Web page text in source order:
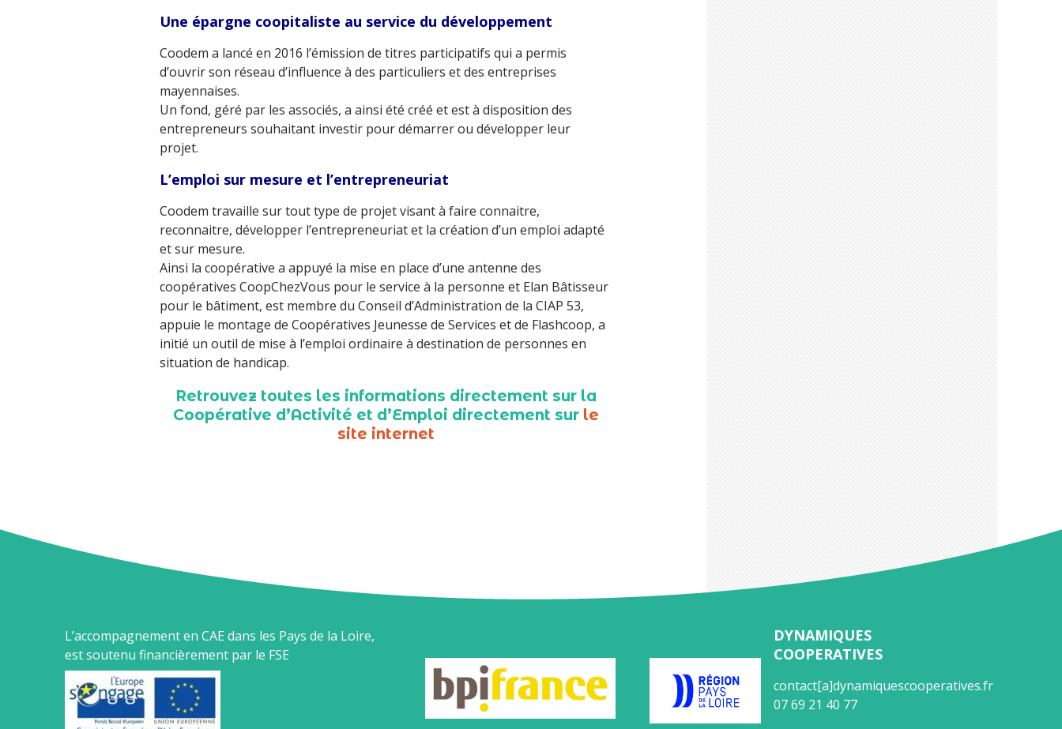
Une épargne coopitaliste au service du développement
Coodem a lancé en 2016 l’émission de titres participatifs qui a permis
d’ouvrir son réseau d’influence à des particuliers et des entreprises
mayennaises.
Un fond, géré par les associés, a ainsi été créé et est à disposition des
entrepreneurs souhaitant investir pour démarrer ou développer leur
projet.
L’emploi sur mesure et l’entrepreneuriat
Coodem travaille sur tout type de projet visant à faire connaitre,
reconnaitre, développer l’entrepreneuriat et la création d’un emploi adapté
et sur mesure.
Ainsi la coopérative a appuyé la mise en place d’une antenne des
coopératives CoopChezVous pour le service à la personne et Elan Bâtisseur
pour le bâtiment, est membre du Conseil d’Administration de la CIAP 53,
appuie le montage de Coopératives Jeunesse de Services et de Flashcoop, a
initié un outil de mise à l’emploi ordinaire à destination de personnes en
situation de handicap.
Retrouvez toutes les informations directement sur la
Coopérative d’Activité et d’Emploi directement sur le
site internet
L’accompagnement en CAE dans les Pays de la Loire,
est soutenu financièrement par le FSE
DYNAMIQUES
COOPERATIVES
contact[a]dynamiquescooperatives.fr
07 69 21 40 77